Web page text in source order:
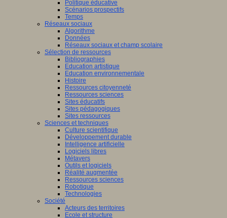
Politique éducative
Scénarios prospectifs
Temps
Réseaux sociaux
Algorithme
Données
Réseaux sociaux et champ scolaire
Sélection de ressources
Bibliographies
Education artistique
Education environnementale
Histoire
Ressources citoyenneté
Ressources sciences
Sites éducatifs
Sites pédagogiques
Sites ressources
Sciences et techniques
Culture scientifique
Développement durable
Intelligence artificielle
Logiciels libres
Métavers
Outils et logiciels
Réalité augmentée
Ressources sciences
Robotique
Technologies
Société
Acteurs des territoires
Ecole et structure